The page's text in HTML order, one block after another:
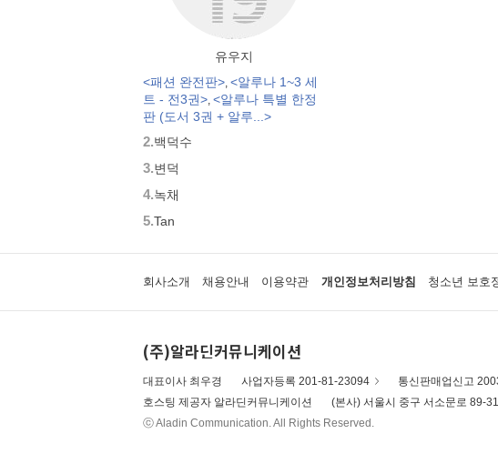
유우지
<패션 완전판>, <알루나 1~3 세
트 - 전3권>, <알루나 특별 한정
판 (도서 3권 + 알루...>
2.백덕수
3.변덕
4.녹채
5.Tan
회사소개 채용안내 이용약관 개인정보처리방침 청소년 보호
(주)알라딘커뮤니케이션
대표이사 최우경 사업자등록 201-81-23094 통신판매업신고
호스팅 제공자 알라딘커뮤니케이션
(본사) 서울시 중구 서소문로 89-31
ⓒ Aladin Communication. All Rights Reserved.